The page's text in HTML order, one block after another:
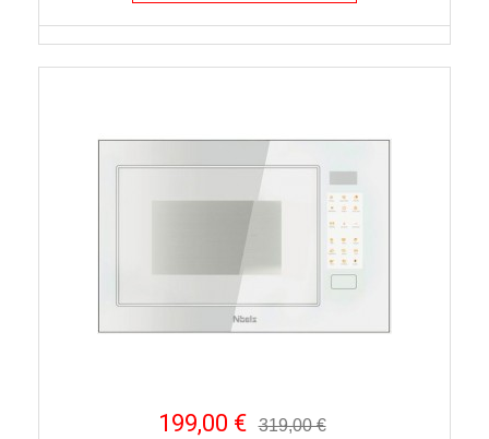
199,00 € 319,00 €